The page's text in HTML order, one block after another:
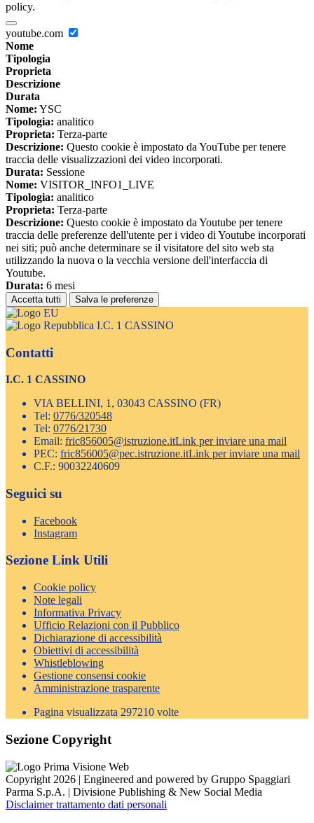
policy.
youtube.com
Nome
Tipologia
Proprieta
Descrizione
Durata
Nome: YSC
Tipologia: analitico
Proprieta: Terza-parte
Descrizione: Questo cookie è impostato da YouTube per tenere
traccia delle visualizzazioni dei video incorporati.
Durata: Sessione
Nome: VISITOR_INFO1_LIVE
Tipologia: analitico
Proprieta: Terza-parte
Descrizione: Questo cookie è impostato da Youtube per tenere
traccia delle preferenze dell'utente per i video di Youtube incorporati
nei siti; può anche determinare se il visitatore del sito web sta
utilizzando la nuova o la vecchia versione dell'interfaccia di
Youtube.
Durata: 6 mesi
Accetta tutti Salva le preferenze
I.C. 1 CASSINO
Contatti
I.C. 1 CASSINO
VIA BELLINI, 1, 03043 CASSINO (FR)
Tel: 0776/320548
Tel: 0776/21730
Email: fric856005@istruzione.itLink per inviare una mail
PEC: fric856005@pec.istruzione.itLink per inviare una mail
C.F.: 90032240609
Seguici su
Facebook
Instagram
Sezione Link Utili
Cookie policy
Note legali
Informativa Privacy
Ufficio Relazioni con il Pubblico
Dichiarazione di accessibilità
Obiettivi di accessibilità
Whistleblowing
Gestione consensi cookie
Amministrazione trasparente
Pagina visualizzata 297210 volte
Sezione Copyright
Copyright 2026 | Engineered and powered by Gruppo Spaggiari
Parma S.p.A. | Divisione Publishing & New Social Media
Disclaimer trattamento dati personali